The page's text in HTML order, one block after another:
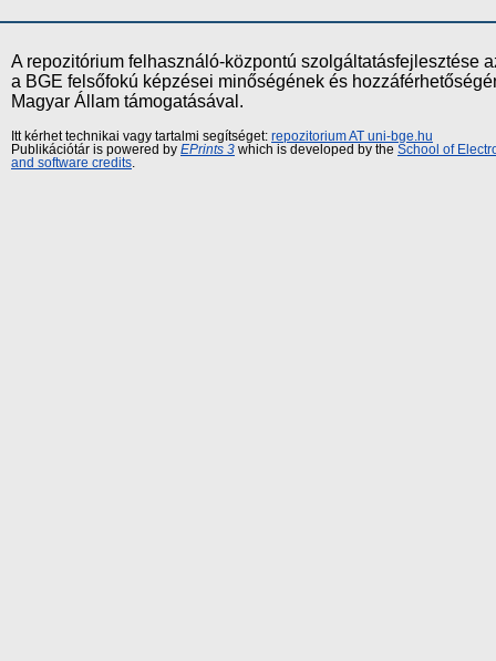
A repozitórium felhasználó-központú szolgáltatásfejlesztése
a BGE felsőfokú képzései minőségének és
Magyar Állam támogatásával.
Itt kérhet technikai vagy tartalmi segítséget: repozitorium AT uni-bge.hu
Publikációtár is powered by EPrints 3 which is developed by the School of
and software credits